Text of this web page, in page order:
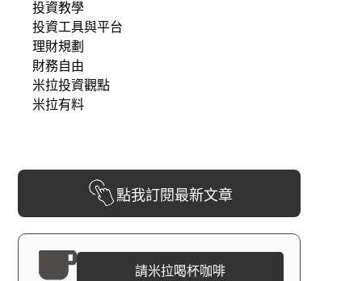
投資教學
投資工具與平台
理財規劃
財務自由
米拉投資觀點
米拉有料
點我訂閱最新文章
請米拉喝杯咖啡